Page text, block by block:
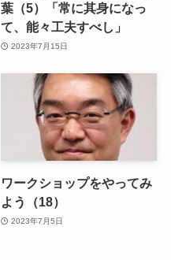
葉（5）「常に其身になっ
て、能々工夫すべし」
2023年7月15日
ワークショップをやってみ
よう（18）
2023年7月5日